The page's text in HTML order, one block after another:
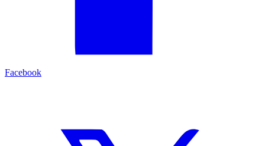
Facebook